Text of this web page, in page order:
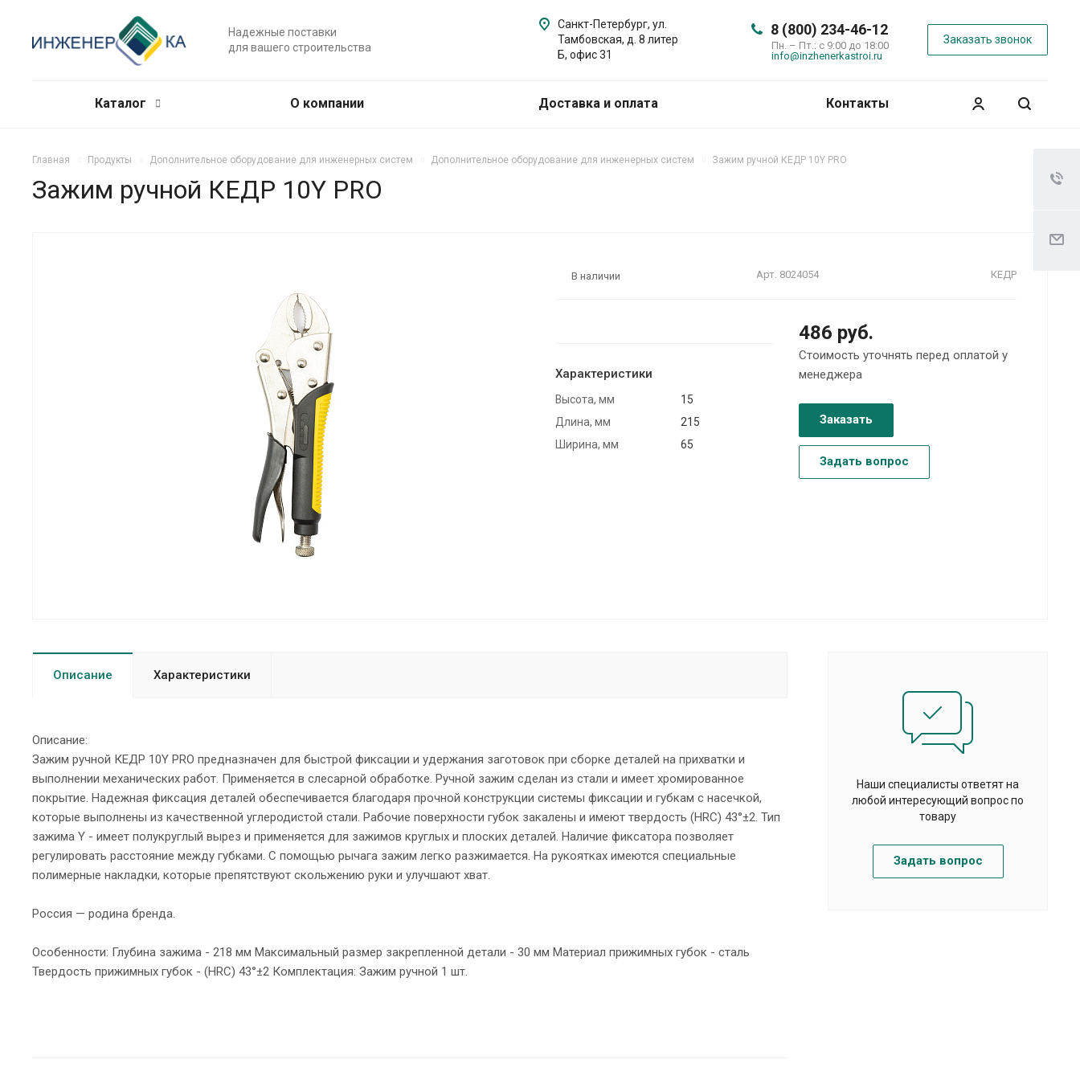
Надежные поставки
для вашего строительства
8 (800) 234-46-12
Пн. – Пт.: с 9:00 до 18:00
info@inzhenerkastroi.ru
Заказать звонок
Санкт-Петербург, ул.
Тамбовская, д. 8 литер
Б, офис 31
Каталог О компании Доставка и оплата Контакты
Главная Продукты Дополнительное оборудование для инженерных систем Дополнительное оборудование для инженерных систем Зажим ручной КЕДР 10Y PRO
Зажим ручной КЕДР 10Y PRO
В наличии Арт. 8024054 КЕДР
Характеристики
Высота, мм
15
Длина, мм
215
Ширина, мм
65
486 руб.
Стоимость уточнять перед оплатой у
менеджера
Заказать
Задать вопрос
Описание Характеристики
Описание:
Зажим ручной КЕДР 10Y PRO предназначен для быстрой фиксации и удержания заготовок при сборке деталей на прихватки и
выполнении механических работ. Применяется в слесарной обработке. Ручной зажим сделан из стали и имеет хромированное
покрытие. Надежная фиксация деталей обеспечивается благодаря прочной конструкции системы фиксации и губкам с насечкой,
которые выполнены из качественной углеродистой стали. Рабочие поверхности губок закалены и имеют твердость (HRC) 43°±2. Тип
зажима Y - имеет полукруглый вырез и применяется для зажимов круглых и плоских деталей. Наличие фиксатора позволяет
регулировать расстояние между губками. С помощью рычага зажим легко разжимается. На рукоятках имеются специальные
полимерные накладки, которые препятствуют скольжению руки и улучшают хват.
Россия — родина бренда.
Особенности: Глубина зажима - 218 мм Максимальный размер закрепленной детали - 30 мм Материал прижимных губок - сталь
Твердость прижимных губок - (HRC) 43°±2 Комплектация: Зажим ручной 1 шт.
Наши специалисты ответят на
любой интересующий вопрос по
товару
Задать вопрос